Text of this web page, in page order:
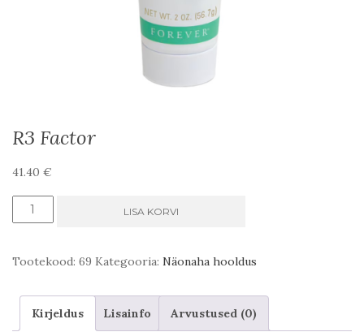
R3 Factor
41.40 €
LISA KORVI
Tootekood: 69 Kategooria: Näonaha hooldus
Kirjeldus Lisainfo Arvustused (0)